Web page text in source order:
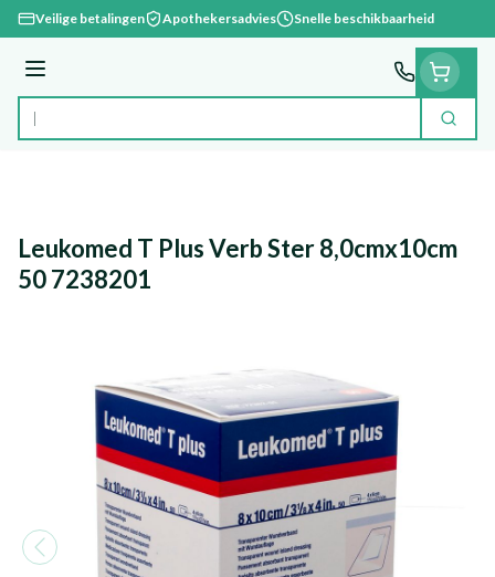
Ga naar de inhoud
Veilige betalingen Apothekersadvies Snelle beschikbaarheid
Menu
Product, merk, categorie... Zoek
Leukomed T Plus Verb Ster 8,0cmx10cm
50 7238201